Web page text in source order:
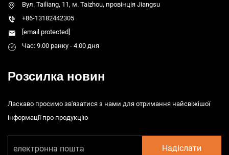
Вул. Tailiang, 11, м. Taizhou, провінція Jiangsu
+86-13182442305
[email protected]
Час: 9.00 ранку - 4.00 дня
Розсилка новин
Ласкаво просимо зв'язатися з нами для отримання найсвіжішої
інформації про продукцію
Надіслати